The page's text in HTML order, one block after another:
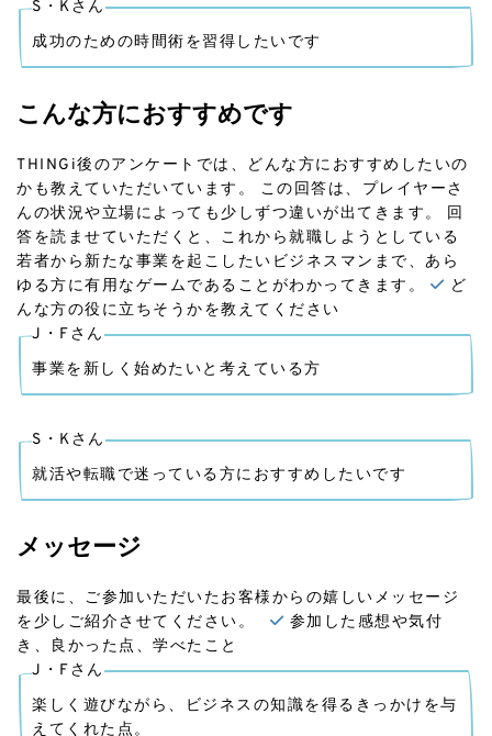
S・Kさん
成功のための時間術を習得したいです
こんな方におすすめです
THINGi後のアンケートでは、どんな方におすすめしたいの
かも教えていただいています。 この回答は、プレイヤーさ
んの状況や立場によっても少しずつ違いが出てきます。 回
答を読ませていただくと、これから就職しようとしている
若者から新たな事業を起こしたいビジネスマンまで、あら
ゆる方に有用なゲームであることがわかってきます。
ど
んな方の役に立ちそうかを教えてください
J・Fさん
事業を新しく始めたいと考えている方
S・Kさん
就活や転職で迷っている方におすすめしたいです
メッセージ
最後に、ご参加いただいたお客様からの嬉しいメッセージ
を少しご紹介させてください。
参加した感想や気付
き、良かった点、学べたこと
J・Fさん
楽しく遊びながら、ビジネスの知識を得るきっかけを与
えてくれた点。